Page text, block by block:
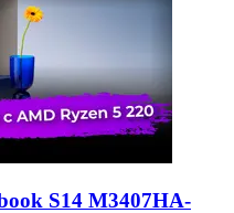
S14 M3407HA-